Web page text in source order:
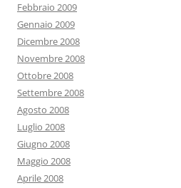
Febbraio 2009
Gennaio 2009
Dicembre 2008
Novembre 2008
Ottobre 2008
Settembre 2008
Agosto 2008
Luglio 2008
Giugno 2008
Maggio 2008
Aprile 2008